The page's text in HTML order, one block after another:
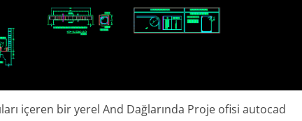
içeren bir yerel And Dağlarında Proje ofisi autocad